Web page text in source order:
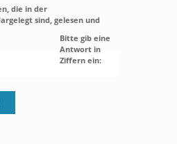
die in der
sind, gelesen und
Bitte gib eine
Antwort in
Ziffern ein: